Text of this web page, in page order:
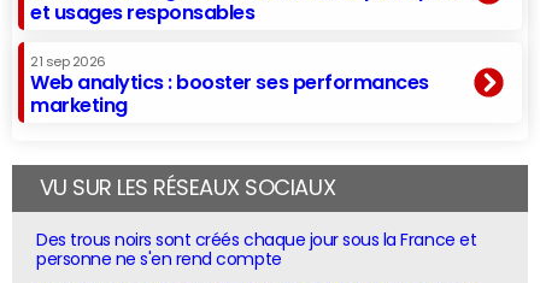
et usages responsables
21 sep 2026
Web analytics : booster ses performances
marketing
VU SUR LES RÉSEAUX SOCIAUX
Des trous noirs sont créés chaque jour sous la France et
personne ne s'en rend compte